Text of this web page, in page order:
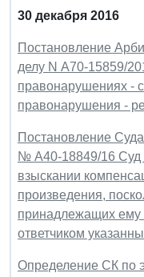
30 декабря 2016
Постановление
делу N А70-15859/
правонарушениях -
правонарушения -
Постановление
№ А40-18849/16 Суд
взыскании
произведения,
принадлежащих ему
ответчиком
Определение СК по